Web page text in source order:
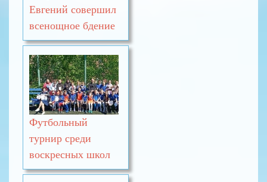
Евгений совершил
всенощное бдение
Футбольный
турнир среди
воскресных школ